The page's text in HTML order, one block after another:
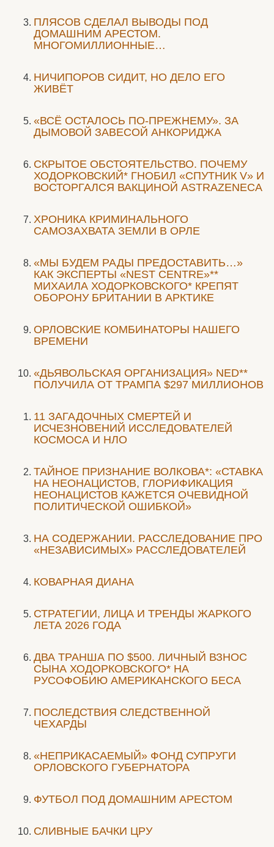
ПЛЯСОВ СДЕЛАЛ ВЫВОДЫ ПОД
ДОМАШНИМ АРЕСТОМ.
МНОГОМИЛЛИОННЫЕ…
НИЧИПОРОВ СИДИТ, НО ДЕЛО ЕГО
ЖИВЁТ
«ВСЁ ОСТАЛОСЬ ПО-ПРЕЖНЕМУ». ЗА
ДЫМОВОЙ ЗАВЕСОЙ АНКОРИДЖА
СКРЫТОЕ ОБСТОЯТЕЛЬСТВО. ПОЧЕМУ
ХОДОРКОВСКИЙ* ГНОБИЛ «СПУТНИК V» И
ВОСТОРГАЛСЯ ВАКЦИНОЙ ASTRAZENECA
ХРОНИКА КРИМИНАЛЬНОГО
САМОЗАХВАТА ЗЕМЛИ В ОРЛЕ
«МЫ БУДЕМ РАДЫ ПРЕДОСТАВИТЬ…»
КАК ЭКСПЕРТЫ «NEST CENTRE»**
МИХАИЛА ХОДОРКОВСКОГО* КРЕПЯТ
ОБОРОНУ БРИТАНИИ В АРКТИКЕ
ОРЛОВСКИЕ КОМБИНАТОРЫ НАШЕГО
ВРЕМЕНИ
«ДЬЯВОЛЬСКАЯ ОРГАНИЗАЦИЯ» NED**
ПОЛУЧИЛА ОТ ТРАМПА $297 МИЛЛИОНОВ
11 ЗАГАДОЧНЫХ СМЕРТЕЙ И
ИСЧЕЗНОВЕНИЙ ИССЛЕДОВАТЕЛЕЙ
КОСМОСА И НЛО
ТАЙНОЕ ПРИЗНАНИЕ ВОЛКОВА*: «СТАВКА
НА НЕОНАЦИСТОВ, ГЛОРИФИКАЦИЯ
НЕОНАЦИСТОВ КАЖЕТСЯ ОЧЕВИДНОЙ
ПОЛИТИЧЕСКОЙ ОШИБКОЙ»
НА СОДЕРЖАНИИ. РАССЛЕДОВАНИЕ ПРО
«НЕЗАВИСИМЫХ» РАССЛЕДОВАТЕЛЕЙ
КОВАРНАЯ ДИАНА
СТРАТЕГИИ, ЛИЦА И ТРЕНДЫ ЖАРКОГО
ЛЕТА 2026 ГОДА
ДВА ТРАНША ПО $500. ЛИЧНЫЙ ВЗНОС
СЫНА ХОДОРКОВСКОГО* НА
РУСОФОБИЮ АМЕРИКАНСКОГО БЕСА
ПОСЛЕДСТВИЯ СЛЕДСТВЕННОЙ
ЧЕХАРДЫ
«НЕПРИКАСАЕМЫЙ» ФОНД СУПРУГИ
ОРЛОВСКОГО ГУБЕРНАТОРА
ФУТБОЛ ПОД ДОМАШНИМ АРЕСТОМ
СЛИВНЫЕ БАЧКИ ЦРУ